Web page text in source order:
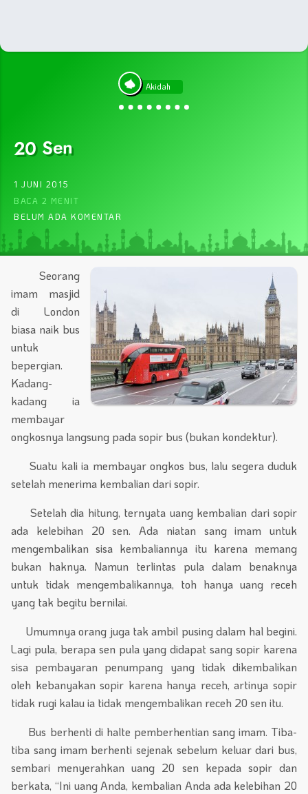
Akidah
20 Sen
1 JUNI 2015
BACA 2 MENIT
BELUM ADA KOMENTAR
Seorang
imam masjid
di London
biasa naik bus
untuk
bepergian.
Kadang-
kadang ia
membayar
ongkosnya langsung pada sopir bus (bukan kondektur).
Suatu kali ia membayar ongkos bus, lalu segera duduk
setelah menerima kembalian dari sopir.
Setelah dia hitung, ternyata uang kembalian dari sopir
ada kelebihan 20 sen. Ada niatan sang imam untuk
mengembalikan sisa kembaliannya itu karena memang
bukan haknya. Namun terlintas pula dalam benaknya
untuk tidak mengembalikannya, toh hanya uang receh
yang tak begitu bernilai.
Umumnya orang juga tak ambil pusing dalam hal begini.
Lagi pula, berapa sen pula yang didapat sang sopir karena
sisa pembayaran penumpang yang tidak dikembalikan
oleh kebanyakan sopir karena hanya receh, artinya sopir
tidak rugi kalau ia tidak mengembalikan receh 20 sen itu.
Bus berhenti di halte pemberhentian sang imam. Tiba-
tiba sang imam berhenti sejenak sebelum keluar dari bus,
sembari menyerahkan uang 20 sen kepada sopir dan
berkata, “Ini uang Anda, kembalian Anda ada kelebihan 20